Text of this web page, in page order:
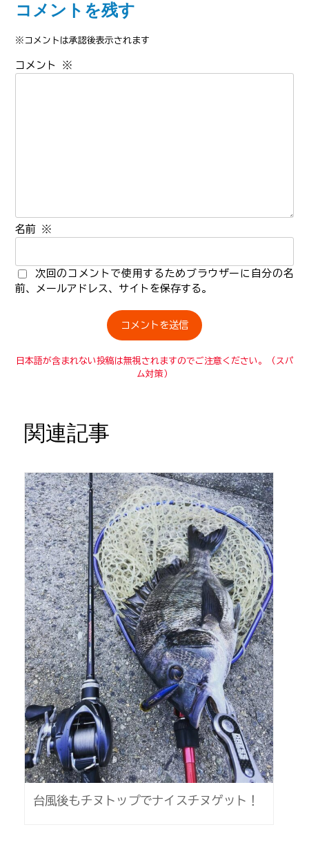
コメントを残す
※コメントは承認後表示されます
コメント ※
名前 ※
次回のコメントで使用するためブラウザーに自分の名
前、メールアドレス、サイトを保存する。
日本語が含まれない投稿は無視されますのでご注意ください。（スパ
ム対策）
関連記事
台風後もチヌトップでナイスチヌゲット！